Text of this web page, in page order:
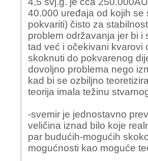
40.000 uređaja od kojih
pokvariti) čisto za
problem održavanja jer bi i
tad već i očekivani kvarovi
skoknuti do pokvarenog
dovoljno problema nego
kad bi se ozbiljno
teorija imala težinu
-svemir je jednostavno
veličina iznad bilo koje
par budućih-mogućih
mogućnosti kao moguće